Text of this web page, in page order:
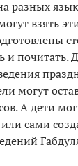
разных
взять
и почитать.
могут
А дети
сами